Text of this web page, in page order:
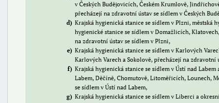
v Českých Budějovicích, Českém Krumlově,
přecházejí na zdravotní ústav se sídlem v Českých
d
Krajská hygienická stanice se sídlem v Plzni, městská
hygienické stanice se sídlem v Domažlicích,
na zdravotní ústav se sídlem v Plzni,
e
Krajská hygienická stanice se sídlem v Karlových
Karlových Varech a Sokolově, přecházejí na zdravotní
f
Krajská hygienická stanice se sídlem v Ústí nad
Labem, Děčíně, Chomutově, Litoměřicích, Lounech,
se sídlem v Ústí nad Labem,
g
Krajská hygienická stanice se sídlem v Liberci a